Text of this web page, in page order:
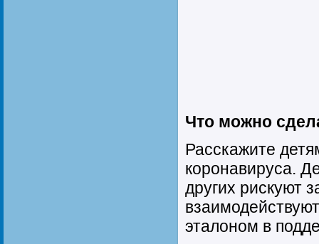
Что можно
Расскажите
коронавируса.
других рискуют
эталоном в